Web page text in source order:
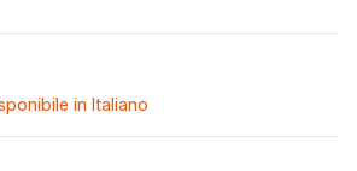
in Italiano